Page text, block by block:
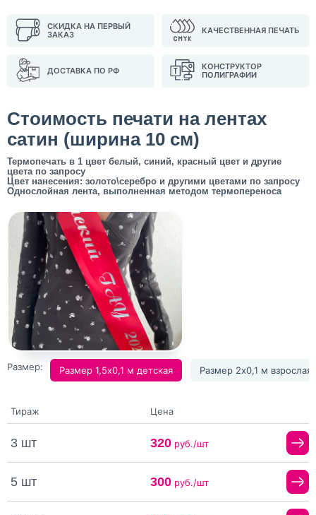
СКИДКА НА ПЕРВЫЙ
ЗАКАЗ
КАЧЕСТВЕННАЯ ПЕЧАТЬ
ДОСТАВКА ПО РФ
КОНСТРУКТОР
ПОЛИГРАФИИ
Стоимость печати на лентах
сатин (ширина 10 см)
Термопечать в 1 цвет белый, синий, красный цвет и другие
цвета по запросу
Цвет нанесения: золото\серебро и другими цветами по запросу
Однослойная лента, выполненная методом термопереноса
Размер: Размер 1,5х0,1 м детская Размер 2х0,1 м взрослая
Тираж Цена
3 шт 320руб./шт
5 шт 300руб./шт